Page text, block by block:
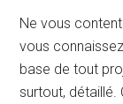
Ne vous
vous
base de tout
surtout,